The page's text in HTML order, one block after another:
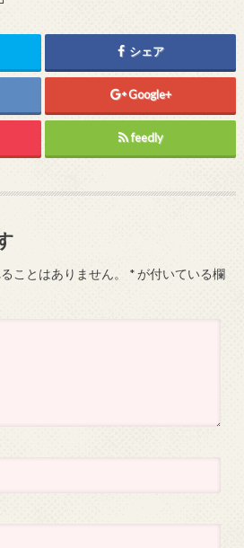
シェア
Google+
feedly
ことはありません。 *が付いている欄